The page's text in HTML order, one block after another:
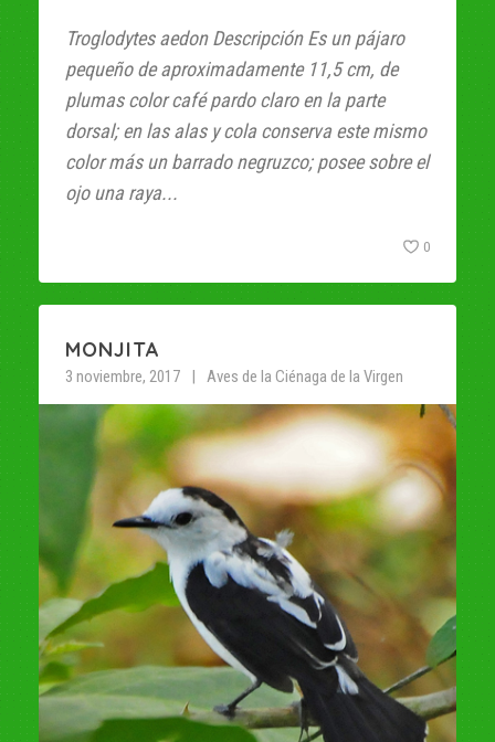
Troglodytes aedon Descripción Es un pájaro
pequeño de aproximadamente 11,5 cm, de
plumas color café pardo claro en la parte
dorsal; en las alas y cola conserva este mismo
color más un barrado negruzco; posee sobre el
ojo una raya...
0
MONJITA
3 noviembre, 2017 Aves de la Ciénaga de la Virgen